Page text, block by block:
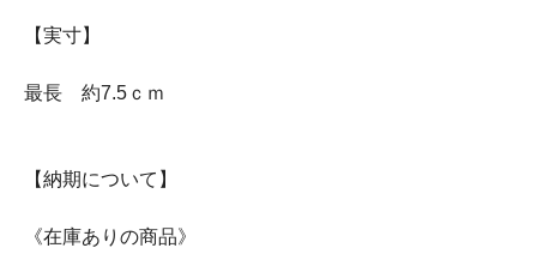
【実寸】
最長 約7.5ｃｍ
【納期について】
《在庫ありの商品》